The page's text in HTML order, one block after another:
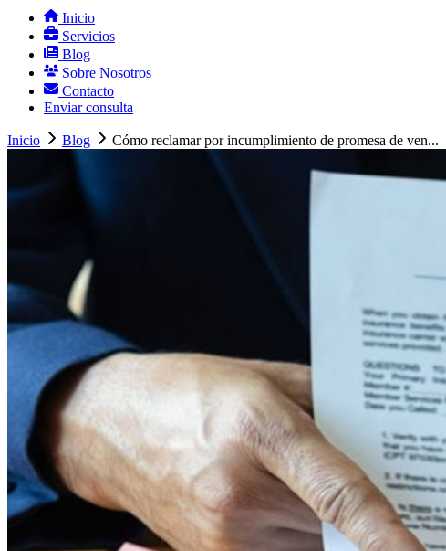
Inicio
Servicios
Blog
Sobre Nosotros
Contacto
Enviar consulta
Inicio Blog Cómo reclamar por incumplimiento de promesa de ven...